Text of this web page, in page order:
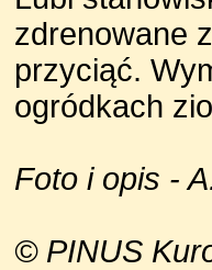
zdrenowane
przyciąć.
ogródkach
Foto i opis -
© PINUS